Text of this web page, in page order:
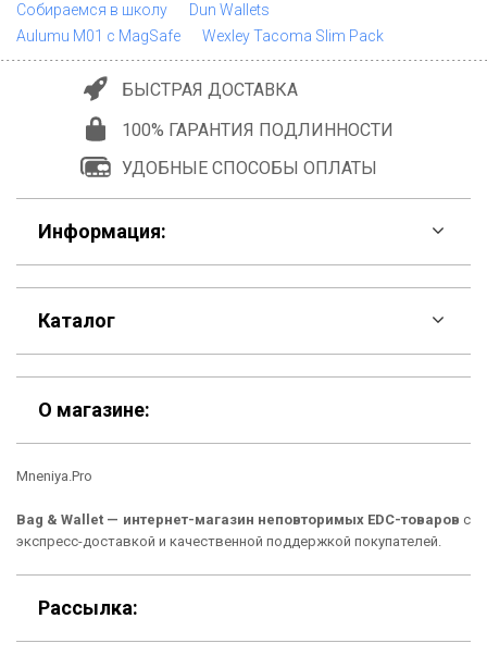
Собираемся в школу
Dun Wallets
Aulumu M01 с MagSafe
Wexley Tacoma Slim Pack
БЫСТРАЯ ДОСТАВКА
100% ГАРАНТИЯ ПОДЛИННОСТИ
УДОБНЫЕ СПОСОБЫ ОПЛАТЫ
Информация:
F.A.Q
Контакты
Шоурум
Материалы
Подарочные сертификаты
О нас
Каталог
Скидки
Кошельки
Сумки
О магазине:
Mneniya.Pro
Bag & Wallet — интернет-магазин неповторимых EDC-товаров с
экспресс-доставкой и качественной поддержкой покупателей.
Рассылка: